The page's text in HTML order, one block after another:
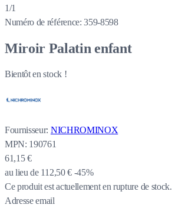
1/1
Numéro de référence: 359-8598
Miroir Palatin enfant
Bientôt en stock !
Fournisseur: NICHROMINOX
MPN: 190761
61,15 €
au lieu de 112,50 € -45%
Ce produit est actuellement en rupture de stock.
Adresse email